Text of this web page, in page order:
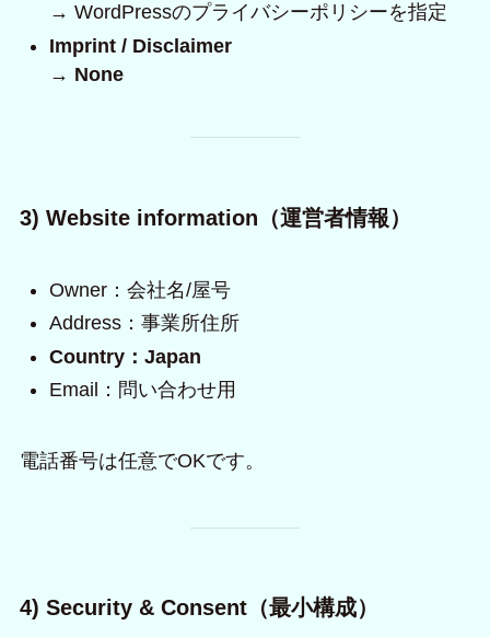
→ WordPressのプライバシーポリシーを指定
Imprint / Disclaimer
→ None
3) Website information（運営者情報）
Owner：会社名/屋号
Address：事業所住所
Country：Japan
Email：問い合わせ用
電話番号は任意でOKです。
4) Security & Consent（最小構成）